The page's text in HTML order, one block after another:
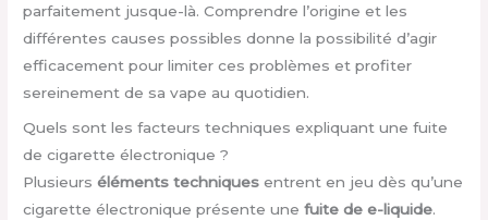
parfaitement jusque-là. Comprendre l’origine et les
différentes causes possibles donne la possibilité d’agir
efficacement pour limiter ces problèmes et profiter
sereinement de sa vape au quotidien.
Quels sont les facteurs techniques expliquant une fuite
de cigarette électronique ?
Plusieurséléments techniques entrent en jeu dès qu’une
cigarette électronique présente unefuite de e-liquide.